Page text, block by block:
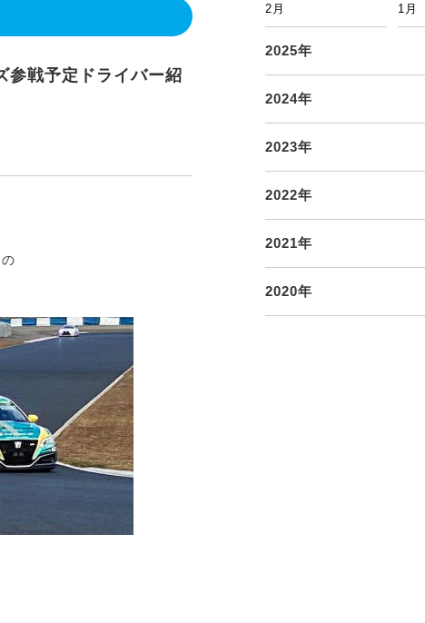
参戦予定ドライバー紹
2月 1月
2025年
2024年
2023年
2022年
2021年
2020年